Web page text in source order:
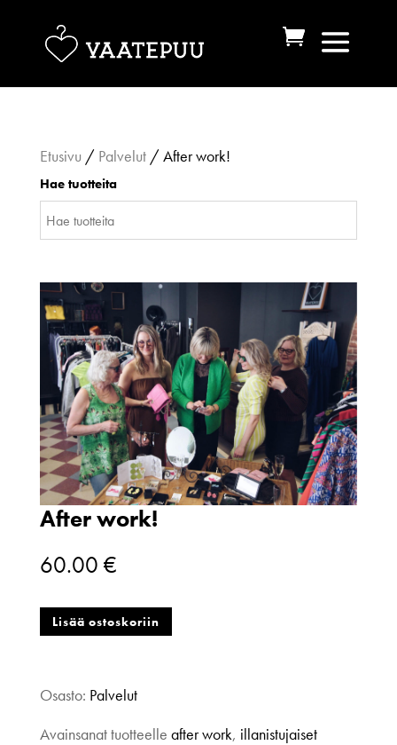
Etusivu / Palvelut/ After work!
Hae tuotteita
After work!
60.00 €
After
määrä
Lisää ostoskoriin
Osasto: Palvelut
Avainsanat tuotteelle after work, illanistujaiset